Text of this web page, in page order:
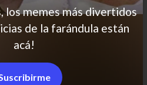
modelos Llamaha
la mala influencia de la familia
los memes más divertidos
de la farándula están
acá!